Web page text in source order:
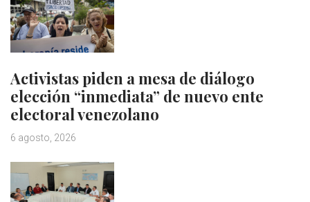
Activistas piden a mesa de diálogo
elección “inmediata” de nuevo ente
electoral venezolano
6 agosto, 2026